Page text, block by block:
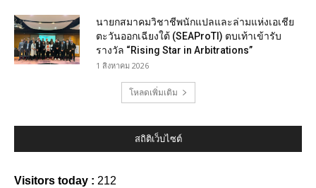
นายกสมาคมวิชาชีพนักแปลและล่ามแห่งเอเชีย
ตะวันออกเฉียงใต้ (SEAProTI) ตบเท้าเข้ารับ
รางวัล “Rising Star in Arbitrations”
1 สิงหาคม 2026
โหลดเพิ่มเติม
สถิติเว็บไซต์
Visitors today : 212